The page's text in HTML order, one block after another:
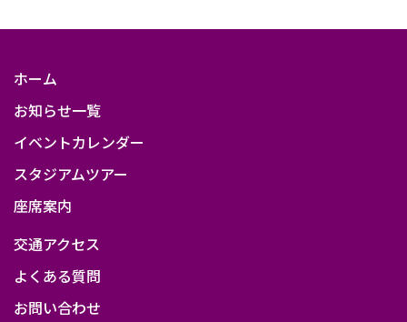
ホーム
お知らせ一覧
イベントカレンダー
スタジアムツアー
座席案内
交通アクセス
よくある質問
お問い合わせ